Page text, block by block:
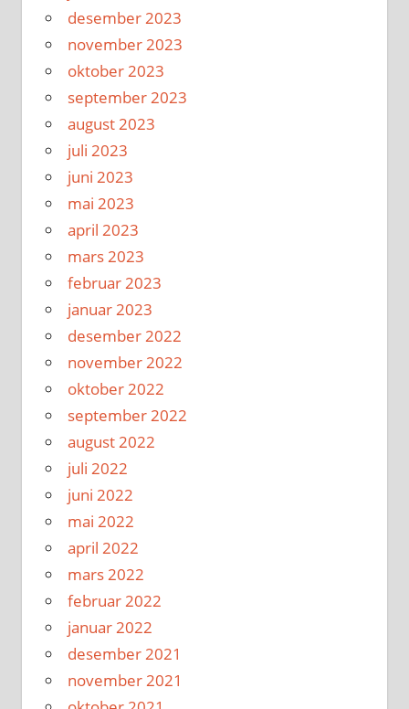
desember 2023
november 2023
oktober 2023
september 2023
august 2023
juli 2023
juni 2023
mai 2023
april 2023
mars 2023
februar 2023
januar 2023
desember 2022
november 2022
oktober 2022
september 2022
august 2022
juli 2022
juni 2022
mai 2022
april 2022
mars 2022
februar 2022
januar 2022
desember 2021
november 2021